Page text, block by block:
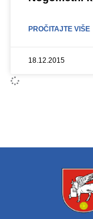
PROČITAJTE VIŠE
18.12.2015